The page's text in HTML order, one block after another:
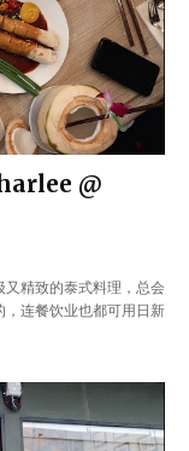
@
又精致的泰式料理，总会
连餐饮业也都可用日新